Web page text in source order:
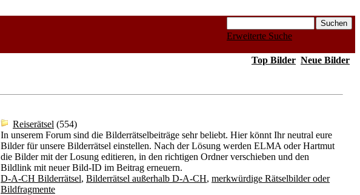
Erweiterte Suche
Top Bilder Neue Bilder
Reiserätsel (554)
In unserem Forum sind die Bilderrätselbeiträge sehr beliebt. Hier könnt Ihr neutral eure
Bilder für unsere Bilderrätsel einstellen. Nach der Lösung werden ELMA oder Hartmut
die Bilder mit der Losung editieren, in den richtigen Ordner verschieben und den
Bildlink mit neuer Bild-ID im Beitrag erneuern.
D-A-CH Bilderrätsel, Bilderrätsel außerhalb D-A-CH, merkwürdige Rätselbilder oder
Bildfragmente